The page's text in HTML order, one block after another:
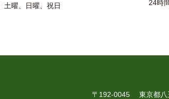
土曜、日曜、祝日 24時
〒192-0045 東京都八